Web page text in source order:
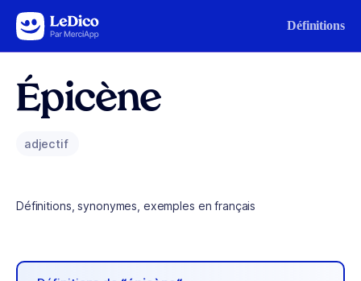
Aller au contenu Définitions
Épicène
adjectif
Définitions, synonymes, exemples en français